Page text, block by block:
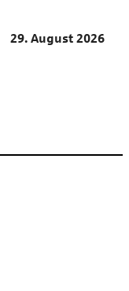
29. August 2026